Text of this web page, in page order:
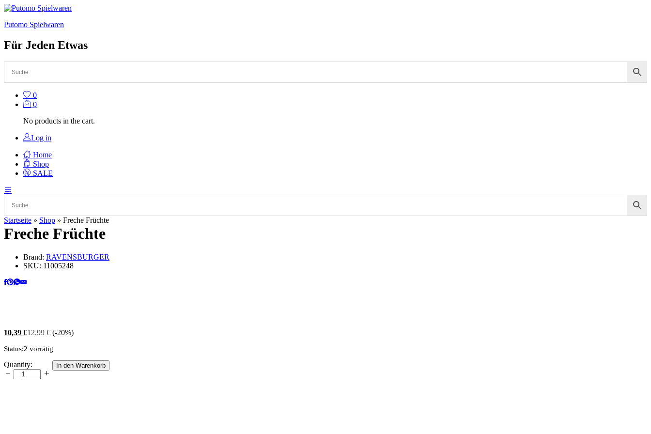
Putomo Spielwaren
Für Jeden Etwas
0
0
No products in the cart.
Log in
Home
Shop
SALE
Startseite » Shop » Freche Früchte
Freche Früchte
Brand: RAVENSBURGER
SKU: 11005248
10,39 €12,99€ (-20%)
Status:2 vorrätig
Freche
Früchte
quantity
Quantity: In den Warenkorb